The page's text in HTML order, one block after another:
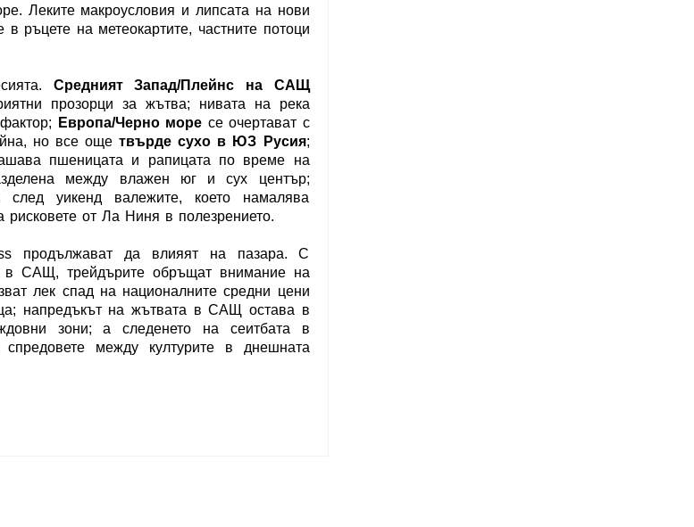
Леките макроусловия и липсата на нови
ръцете на метеокартите, частните потоци
Средният Запад/Плейнс на САЩ
прозорци за жътва; нивата на река
Европа/Черно море се очертават с
но все ощетвърде сухо в ЮЗ Русия;
пшеницата и рапицата по време на
между влажен юг и сух център;
уикенд валежите, което намалява
от Ла Ниня в полезрението.
продължават да влияят на пазара. С
в САЩ, трейдърите обръщат внимание на
лек спад на националните средни цени
напредъкът на жътвата в САЩ остава в
зони; а следенето на сеитбата в
между културите в днешната